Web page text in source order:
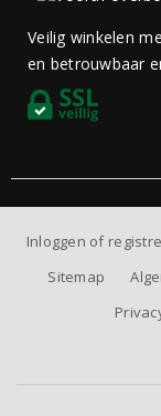
Veilig winkelen
en betrouwbaar
Inloggen of
Sitemap